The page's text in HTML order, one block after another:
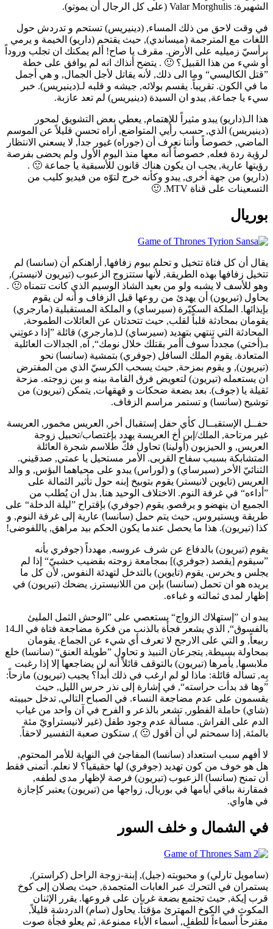
الشهيرة: Valar Morghulis (على كل الرجال أن يموتو).
في وقت لاحق من ذلك المساء, (دينيريس) تستحم و تدردش حول
اللغات مع المترجمة (ميساندي), حيث يقتحم (داريو) الخيمة و يرمي
برأسيّ زميليه على الأرض. مقرف يا صاح! ألم يمكنك ان تجلب وروداً
أو شيء من هذا القبيل؟ 🙂 . يتضح أنذاك انه لم يوافق على خطة
”قتل الكاليسي“ وما الى ذلك, لأنه يقاتل لأجل الجمال, و هي أجمل
ما في الكون. تقريباً. يقسم بولائه, جيشه و قلبه لـ(دينيريس). خبر
سيء يا جماعة, يبدو ان السيدة (دينيريس) لم تعد عازبة.
هذا الـ(داريو) يبدو مثيراً للإهتمام, يعطي بعض التشويق لمحور
(دينيريس) الذي, حسب رأيي المتواضع, أراه تحسن قليلاً عن الموسم
الماضي, خصوصاً وأننا نعرف أن (جوراه) غيور جداً, لا يسعني الانتظار
لرؤية ردة فعله, خصوصاً أنه معها منذ اليوم الأول ولم يحضى بفرصة
رؤيتها عارية, يجب ان يكون هناك قانون للأسبقية يا جماعة 🙂 .
(داريو) من جهة أخرى, يبدو وكأنه خرج لتوّه من فيديو كليب من
التسعينات على قناة MTV. 🙂
بوريال
يقال أن كل فتاة تتخيل و تحلم بيوم زفافها, أراهنكم أن (سانسا) لم
تتخيل زفافها بهذه الطريقة, لأنها ستتزوج الزعبوب (تيريون لانيستر),
وهو للأسف لا يشبه ولو من بعيد الشاذ الوسيم الذي كانت تتمناه 🙂 .
يحاول (تيريون) أن يهدئ من روعها قبل الزفاف و أنه لن يقوم
بإيذائها. الملكة السكيّرة (سيرساي) و الملكة المستقبلية (مارجري)
يقومان بمحادثة قلباً لقلب, حيث تتحدثان عن العائلات الطموحة,
المحادثة التي تنتهي بتهديد (سيرساي) لـ(مارجري) قائلة ”إذا دعوتِني
بـ(أختي) مجدداً سوف أأمر بقتلك خلال نومك“, آه, الجدالات العائلية
المتعادة. يقوم الملك السافل (جوفري) بتمشية (سانسا) نحو
(تيريون), و يقوم بمزحة, حيث يسحب الكرسيّ الذي من المفترض
ان يستعمله (تيريون) لتعويض فرق القامة بينه و بين زوجته. مزحة
ثقيلة يا (جوف). بعد بضعة ضحكات و قهقهات, يتمكن (تيريون) من
توشيح (سانسا) و تستمر مراسم الزفاف.
حفــل الإستقبــال كأي حفل إستقبال أخر, العريس مخمور, العريسة
غير مرتاحة, الملك/إبن أخ العريسة يهدد بإغتصاب/تحبيل زوجة
العريس, و الحيزبون (أولينا) تحاول فكّ طلاسم شجرة العائلة
المتشابكة بسبب سفاح القربى. الأمر مستحيل يا عمتي, صدقيني.
الثنائيّ الأخر (سيرساي) و (لوراس) يبدو على محياهما البؤس, و والد
العريس (تايوين لانيستر) يقوم بتوبيخ إبنه حول تأثير الثمالة على
”أداءه“ في غرفة النوم. الاختلاف الوحيد هنا, بدل ان يُطلب من
الجميع ان ينهضو و يرقصو, يقوم (جوفري) بإقتراح ”ليلة الدخلة“ على
طريقة ويستيروس, حيث يتم حمل (سانسا) عارية إلى غرفة النوم, و
كذا (تيريون). هذا ما يحصل عندما يكون الحكم بيد مراهق, ياللفوضى!
يقوم (تيريون) بالدفاع عن شرف عروسه, مهدداً (جوفري بأنه
”سيقوم [يقصد (جوفري)] بمجامعة زوجته بقضيب خشبيّ“ إذا لم
يجلس و يخرس. يقوم (تايوين) بالتدخل لتهدئة النفوس, لأن كل ما
يريده هو ان تحمل (سانسا) بإبن من اللانيسترز, يضحك (تيريون) في
إظهار لمدى ثمالته و غباءه.
يبدو ان ”إستهلاك الزواج“ يستعصي على ”الوحش الثمل المليئ
بالفسوق“, الذي يشعر فجأة بالذنب من فكرة مضاجعة فتاة في الـ14
ربيعاً, و التي على الارجح لا تعرف أي شيء عن الجماع. يقومان
بمحاولة بسيطة, يتجرعان النبيذ و تحاول ”طويلة العنق“ (سانسا) خلع
ملابسها, يأمرها (تيريون) بالتوقف قائلاً أنه لن يضاجعها إلا إذا رغبت
بِه, تسأله قائلة: ماذا لو لم ارغب في ذلك أبداً؟ يجيب (تيريون) مازحاً:
”وها قد بدأت حراسته“, في إشارة إلى نذر حرس الليل, حيث
يقسمون على عدم مضاجعة النساء. في الصباح التالي, تدخل حبيبته
(شاي) حاملة الفطور, تشعر بالذعر و الفرح في آن واحد من غياب
الدم على الفراش. مسألة عدم وجود طفل (غير لانيستراويّ مئة
بالمئة, إذا سمحتم لي أن أقول 🙂 ), ستكون صعبة التفسير لاحقاً.
لا أفهم سبب استعداد (سانسا) المفاجئ في النهاية للأمر المحتوم,
هل هو خوف من كون تهديد (جوفري) لها حقيقياً؟ لا نعلم. أتمنى فقط
أن تمنح (سانسا) الزعبوب (تيريون) فرصة لإظهار مدى لطفه,
فمقارنة بباقي أيامها في بوريال, زواجها من (تيريون) يعتبر كإجازة
في هاواي.
في الشمال و خلف السور
(سامويل تارلي) و محبوبته (جيل), إبنة-زوجة الراحل (كراستر),
يستمران في التحرك عبر الغابات المتجمدة, حيث يصلان إلى كوخ
قرب إيكة, حيث تجتمع بضعة غربان على فروعها. يقرر الإثنان
المكوث في الكوخ المهترئ مؤقتاً. يحاول (سام) الدردشة قليلاً,
مقترحاً أسماءاً للطفل, أسماء الأباء ممنوعة, ثم يعلو فجأة صوت